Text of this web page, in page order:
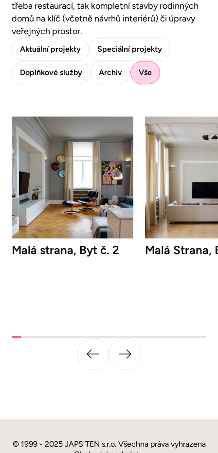
třeba restaurací, tak kompletní stavby rodinných
domů na klíč (včetně návrhů interiérů) či úpravy
veřejných prostor.
Aktuální projekty Speciální projekty
Doplňkové služby Archiv Vše
Malá strana, Byt č. 2 Malá Strana,
© 1999 - 2025 JAPS TEN s.r.o. Všechna práva vyhrazena